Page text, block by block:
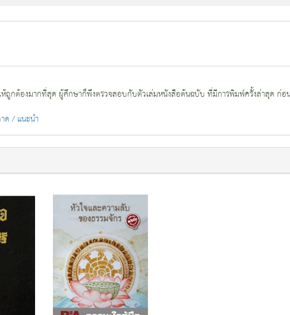
ถูกต้องมากที่สุด ผู้ศึกษาก็พึงตรวจสอบกับตัวเล่มหนังสือต้นฉบับ ที่มีการพิมพ์ครั้งล่าสุด ก่อน
ด / แนะนำ